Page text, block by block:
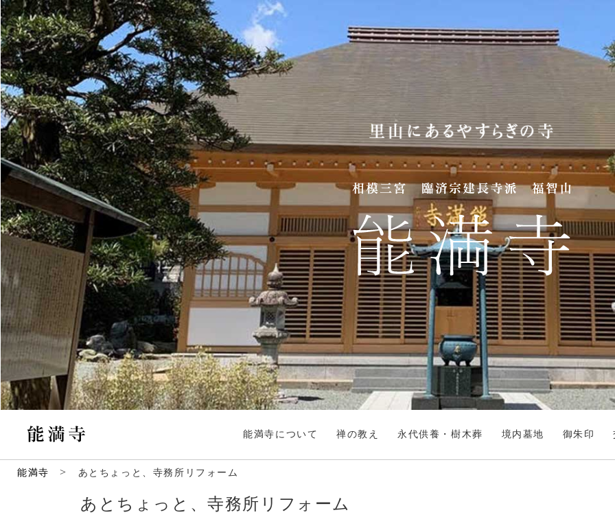
能満寺について 禅の教え 永代供養・樹木葬 境内墓地 御朱印
能満寺 > あとちょっと、寺務所リフォーム
あとちょっと、寺務所リフォーム